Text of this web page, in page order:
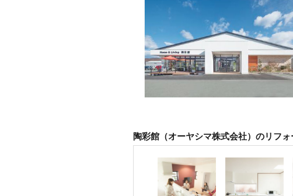
陶彩館（オーヤシマ株式会社）のリフ